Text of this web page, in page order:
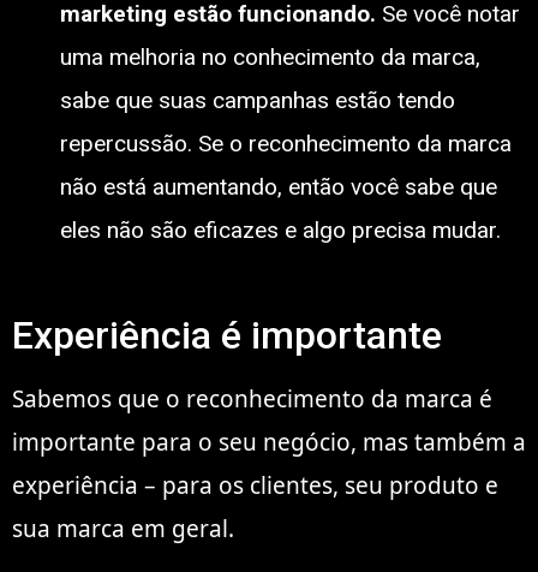
marketing estão funcionando. Se você notar
uma melhoria no conhecimento da marca,
sabe que suas campanhas estão tendo
repercussão. Se o reconhecimento da marca
não está aumentando, então você sabe que
eles não são eficazes e algo precisa mudar.
Experiência é importante
Sabemos que o reconhecimento da marca é
importante para o seu negócio, mas também a
experiência – para os clientes, seu produto e
sua marca em geral.